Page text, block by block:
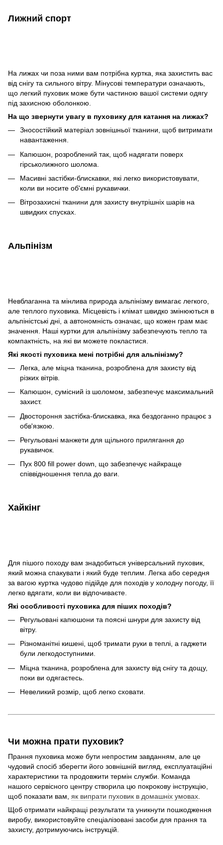
Лижний спорт
На лижах чи поза ними вам потрібна куртка, яка захистить вас
від снігу та сильного вітру. Мінусові температури означають,
що легкий пуховик може бути частиною вашої системи одягу
під захисною оболонкою.
На що звернути увагу в пуховику для катання на лижах?
Зносостійкий матеріал зовнішньої тканини, щоб витримати
навантаження.
Капюшон, розроблений так, щоб надягати поверх
гірськолижного шолома.
Масивні застібки-блискавки, які легко використовувати,
коли ви носите об'ємні рукавички.
Вітрозахисні тканини для захисту внутрішніх шарів на
швидких спусках.
Альпінізм
Невблаганна та мінлива природа альпінізму вимагає легкого,
але теплого пуховика. Місцевість і клімат швидко змінюються в
альпіністські дні, а автономність означає, що кожен грам має
значення. Наші куртки для альпінізму забезпечують тепло та
компактність, на які ви можете покластися.
Які якості пуховика мені потрібні для альпінізму?
Легка, але міцна тканина, розроблена для захисту від
різких вітрів.
Капюшон, сумісний із шоломом, забезпечує максимальний
захист.
Двостороння застібка-блискавка, яка бездоганно працює з
обв'язкою.
Регульовані манжети для щільного прилягання до
рукавичок.
Пух 800 fill power down, що забезпечує найкраще
співвідношення тепла до ваги.
Хайкінг
Для пішого походу вам знадобиться універсальний пуховик,
який можна спакувати і який буде теплим. Легка або середня
за вагою куртка чудово підійде для походів у холодну погоду, її
легко вдягати, коли ви відпочиваєте.
Які особливості пуховика для піших походів?
Регульовані капюшони та поясні шнури для захисту від
вітру.
Різноманітні кишені, щоб тримати руки в теплі, а гаджети
були легкодоступними.
Міцна тканина, розроблена для захисту від снігу та дощу,
поки ви одягаєтесь.
Невеликий розмір, щоб легко сховати.
Чи можна прати пуховик?
Прання пуховика може бути непростим завданням, але це
чудовий спосіб зберегти його зовнішній вигляд, експлуатаційні
характеристики та продовжити термін служби. Команда
нашого сервісного центру створила цю покрокову інструкцію,
щоб показати вам, як випрати пуховик в домашніх умовах
Щоб отримати найкращі результати та уникнути пошкодження
виробу, використовуйте спеціалізовані засоби для прання та
захисту, дотримуючись інструкцій.